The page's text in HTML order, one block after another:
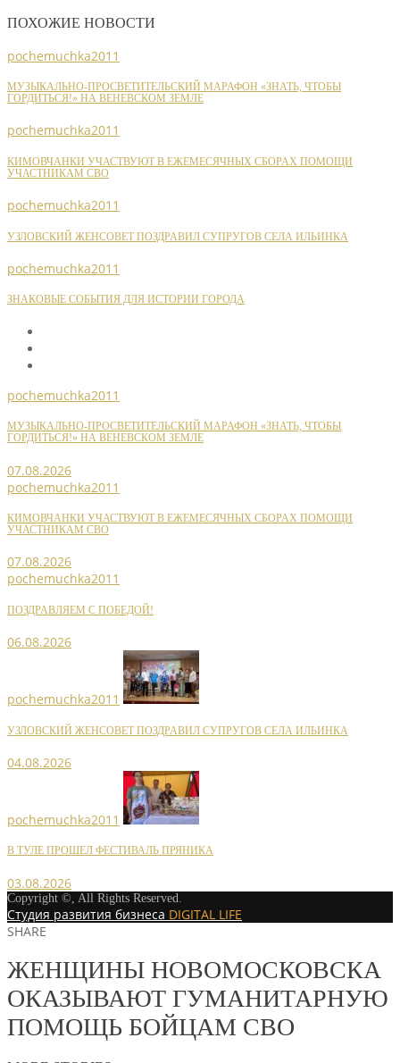
ПОХОЖИЕ НОВОСТИ
pochemuchka2011
МУЗЫКАЛЬНО-ПРОСВЕТИТЕЛЬСКИЙ МАРАФОН «ЗНАТЬ, ЧТОБЫ
ГОРДИТЬСЯ!» НА ВЕНЕВСКОМ ЗЕМЛЕ
pochemuchka2011
КИМОВЧАНКИ УЧАСТВУЮТ В ЕЖЕМЕСЯЧНЫХ СБОРАХ ПОМОЩИ
УЧАСТНИКАМ СВО
pochemuchka2011
УЗЛОВСКИЙ ЖЕНСОВЕТ ПОЗДРАВИЛ СУПРУГОВ СЕЛА ИЛЬИНКА
pochemuchka2011
ЗНАКОВЫЕ СОБЫТИЯ ДЛЯ ИСТОРИИ ГОРОДА
pochemuchka2011
МУЗЫКАЛЬНО-ПРОСВЕТИТЕЛЬСКИЙ МАРАФОН «ЗНАТЬ, ЧТОБЫ
ГОРДИТЬСЯ!» НА ВЕНЕВСКОМ ЗЕМЛЕ
07.08.2026
pochemuchka2011
КИМОВЧАНКИ УЧАСТВУЮТ В ЕЖЕМЕСЯЧНЫХ СБОРАХ ПОМОЩИ
УЧАСТНИКАМ СВО
07.08.2026
pochemuchka2011
ПОЗДРАВЛЯЕМ С ПОБЕДОЙ!
06.08.2026
pochemuchka2011
УЗЛОВСКИЙ ЖЕНСОВЕТ ПОЗДРАВИЛ СУПРУГОВ СЕЛА ИЛЬИНКА
04.08.2026
pochemuchka2011
В ТУЛЕ ПРОШЕЛ ФЕСТИВАЛЬ ПРЯНИКА
03.08.2026
Copyright ©, All Rights Reserved.
Студия развития бизнеса DIGITAL LIFE
SHARE
ЖЕНЩИНЫ НОВОМОСКОВСКА
ОКАЗЫВАЮТ ГУМАНИТАРНУЮ
ПОМОЩЬ БОЙЦАМ СВО